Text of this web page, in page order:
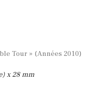
Tour » (Années 2010)
x 28 mm